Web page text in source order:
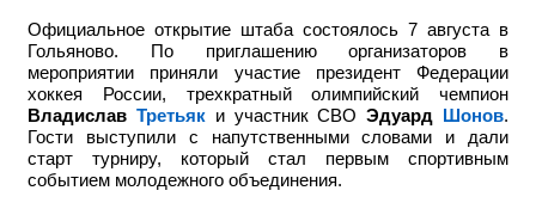
Официальное открытие штаба состоялось 7 августа в
Гольяново. По приглашению организаторов в
мероприятии приняли участие
президент Федерации
хоккея России, трехкратный олимпийский чемпион
Владислав Третьяки участник СВО Эдуард Шонов.
Гости выступили с напутственными словами и дали
старт турниру, который стал первым спортивным
событием молодежного объединения.